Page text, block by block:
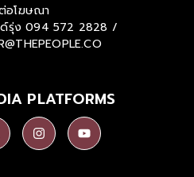
อโฆษณา
รุ่ง 094 572 2828 /
PLATFORMS